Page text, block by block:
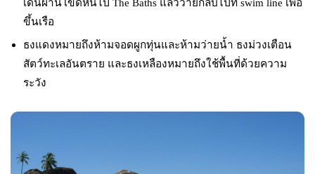
เดินผ่านโขดหินไป The Baths แล้วว่ายกลับไปที่ swim line เพื่อ
ขึ้นเรือ
ธงแดงหมายถึงห้ามจอดผูกทุ่นและห้ามว่ายน้ำ ธงม่วงเตือน
สัตว์ทะเลอันตราย และธงเหลืองหมายถึงใช้พื้นที่ด้วยความ
ระวัง